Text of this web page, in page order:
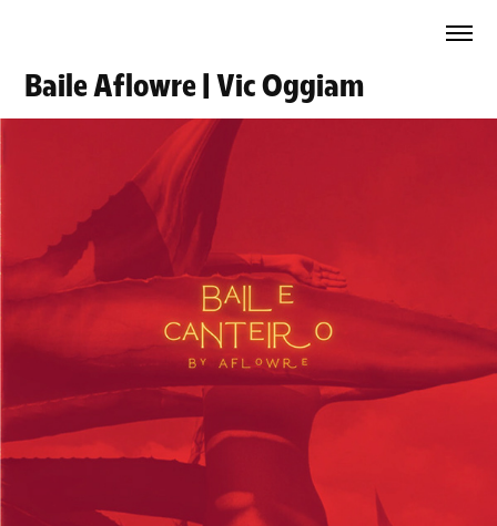
Baile Aflowre | Vic Oggiam